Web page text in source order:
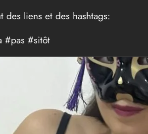
des liens et des hashtags:
#pas #sitôt